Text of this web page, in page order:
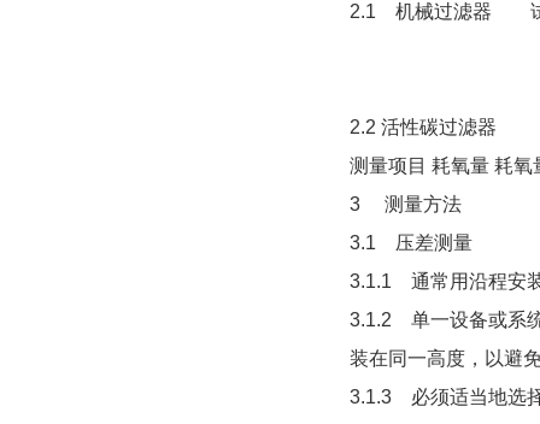
2.1 机械过滤器 试
2.2 活性碳过滤
测量项目 耗氧量 耗
3 测量方法
3.1 压差测量
3.1.1 通常用沿程安
3.1.2 单一设备或系
装在同一高度，以避
3.1.3 必须适当地选